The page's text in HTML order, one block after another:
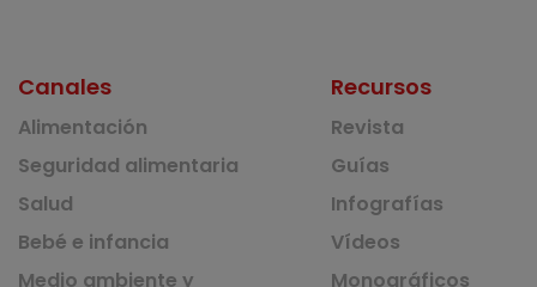
Canales
Alimentación
Seguridad alimentaria
Salud
Bebé e infancia
Medio ambiente y
Recursos
Revista
Guías
Infografías
Vídeos
Monográficos